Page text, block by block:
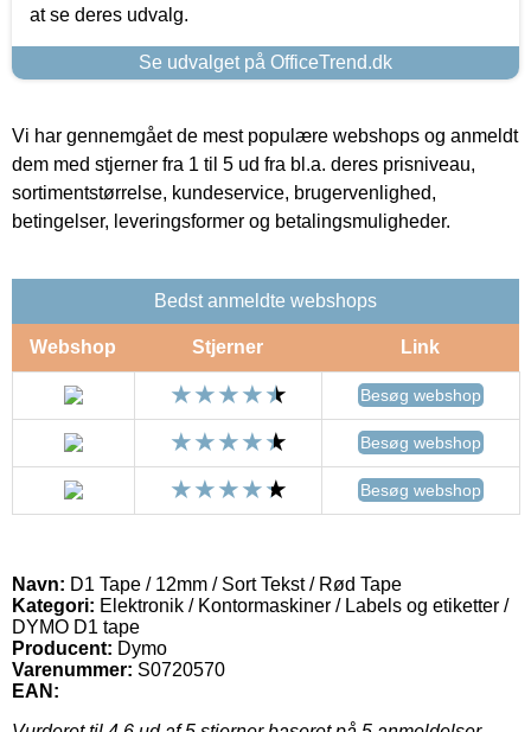
at se deres udvalg.
Se udvalget på OfficeTrend.dk
Vi har gennemgået de mest populære webshops og anmeldt
dem med stjerner fra 1 til 5 ud fra bl.a. deres prisniveau,
sortimentstørrelse, kundeservice, brugervenlighed,
betingelser, leveringsformer og betalingsmuligheder.
Bedst anmeldte webshops
Webshop Stjerner Link
Besøg webshop
Besøg webshop
Besøg webshop
Navn: D1 Tape / 12mm / Sort Tekst / Rød Tape
Kategori: Elektronik / Kontormaskiner / Labels og etiketter /
DYMO D1 tape
Producent: Dymo
Varenummer: S0720570
EAN: